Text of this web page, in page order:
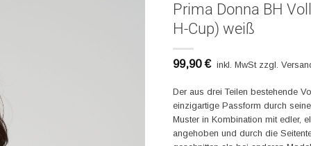
Prima Donna BH
H-Cup) weiß
99,90€ inkl. MwSt zzgl.
Der aus drei Teilen bestehende
einzigartige Passform durch
Muster in Kombination mit edler,
angehoben und durch die